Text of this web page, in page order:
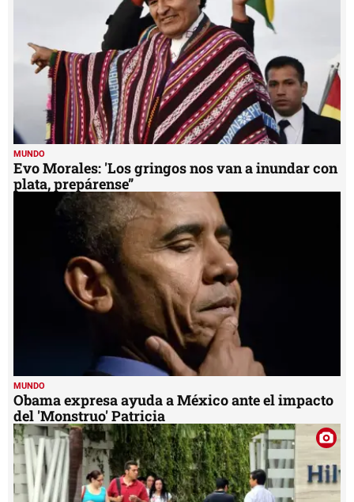
MUNDO
Evo Morales: 'Los gringos nos van a inundar con
plata, prepárense”
MUNDO
Obama expresa ayuda a México ante el impacto
del 'Monstruo' Patricia